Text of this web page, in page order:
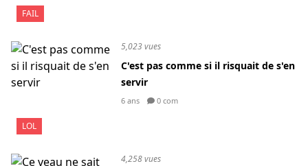
FAIL
LOL
5,023 vues
C'est pas comme si il risquait de s'en
servir
6 ans 0 com
4,258 vues